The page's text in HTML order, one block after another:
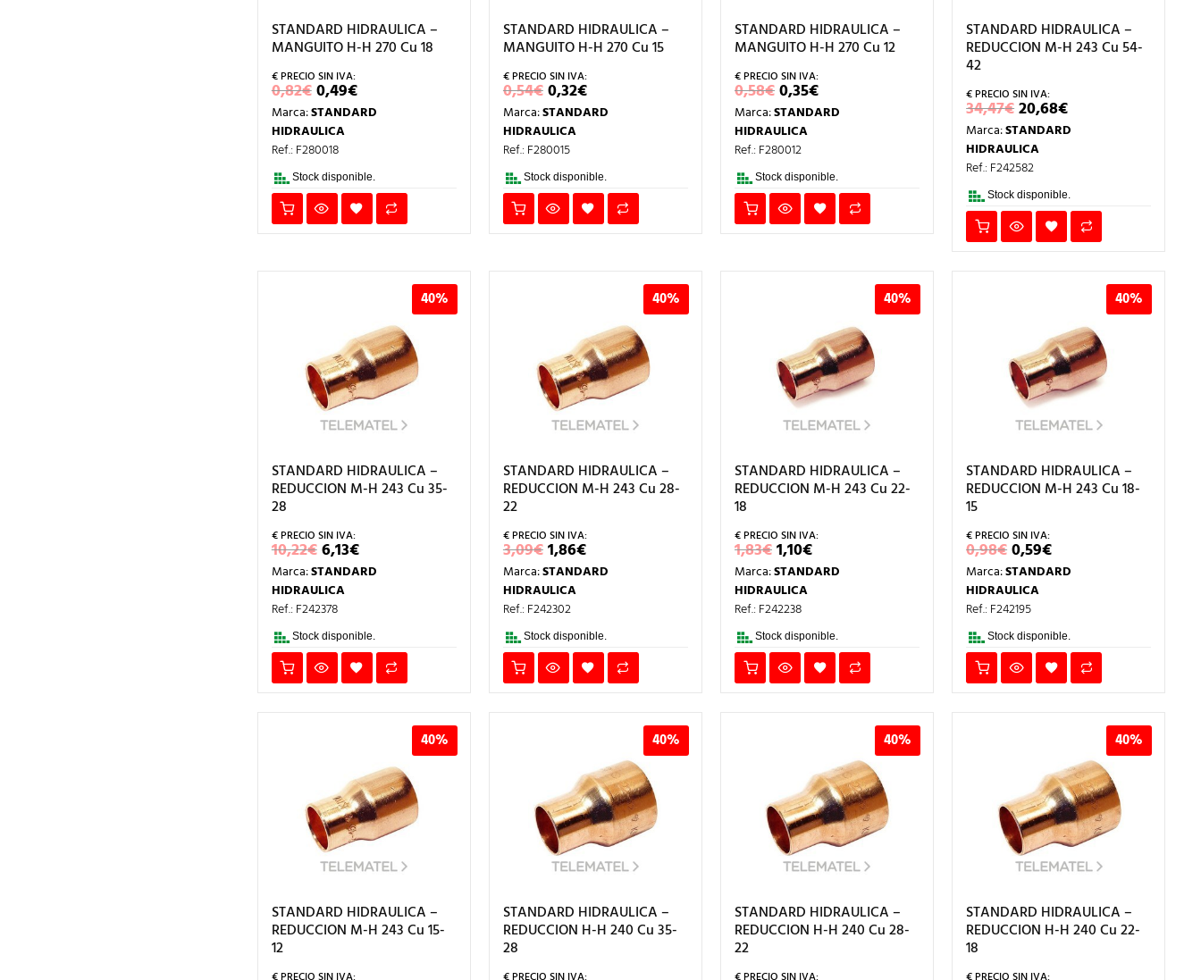
STANDARD HIDRAULICA –
MANGUITO H-H 270 Cu 18
0,82€EL
PRECIO
ORIGINAL
ERA:
0,82€.
0,49€EL
PRECIO
ACTUAL
Marca:STANDARD
HIDRAULICA
Ref.: F280018
Stock disponible.
STANDARD HIDRAULICA –
MANGUITO H-H 270 Cu 15
0,54€EL
PRECIO
ORIGINAL
ERA:
0,54€.
0,32€EL
PRECIO
ACTUAL
Marca:STANDARD
HIDRAULICA
Ref.: F280015
Stock disponible.
STANDARD HIDRAULICA –
MANGUITO H-H 270 Cu 12
0,58€EL
PRECIO
ORIGINAL
ERA:
0,58€.
0,35€EL
PRECIO
ACTUAL
Marca:STANDARD
HIDRAULICA
Ref.: F280012
Stock disponible.
STANDARD HIDRAULICA –
REDUCCION M-H 243 Cu 54-
42
34,47€EL
PRECIO
ORIGINAL
ERA:
34,47€.
20,68€EL
PRECIO
ACTUAL
Marca:STANDARD
HIDRAULICA
Ref.: F242582
Stock disponible.
40%
STANDARD HIDRAULICA –
REDUCCION M-H 243 Cu 35-
28
10,22€EL
PRECIO
ORIGINAL
ERA:
10,22€.
6,13€EL
PRECIO
ACTUAL
Marca:STANDARD
HIDRAULICA
Ref.: F242378
Stock disponible.
40%
STANDARD HIDRAULICA –
REDUCCION M-H 243 Cu 28-
22
3,09€EL
PRECIO
ORIGINAL
ERA:
3,09€.
1,86€EL
PRECIO
ACTUAL
Marca:STANDARD
HIDRAULICA
Ref.: F242302
Stock disponible.
40%
STANDARD HIDRAULICA –
REDUCCION M-H 243 Cu 22-
18
1,83€EL
PRECIO
ORIGINAL
ERA:
1,83€.
1,10€EL
PRECIO
ACTUAL
Marca:STANDARD
HIDRAULICA
Ref.: F242238
Stock disponible.
40%
STANDARD HIDRAULICA –
REDUCCION M-H 243 Cu 18-
15
0,98€EL
PRECIO
ORIGINAL
ERA:
0,98€.
0,59€EL
PRECIO
ACTUAL
Marca:STANDARD
HIDRAULICA
Ref.: F242195
Stock disponible.
40%
STANDARD HIDRAULICA –
REDUCCION M-H 243 Cu 15-
12
40%
STANDARD HIDRAULICA –
REDUCCION H-H 240 Cu 35-
28
40%
STANDARD HIDRAULICA –
REDUCCION H-H 240 Cu 28-
22
40%
STANDARD HIDRAULICA –
REDUCCION H-H 240 Cu 22-
18